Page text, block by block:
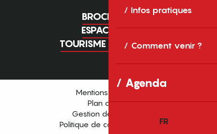
Infos pratiques
Comment venir ?
Agenda
FR
BROCHURES
ESPACE PRO
TOURISME D'AFFAIRES
Mentions légales
Plan du site
Gestion des cookies
Politique de confidentialité